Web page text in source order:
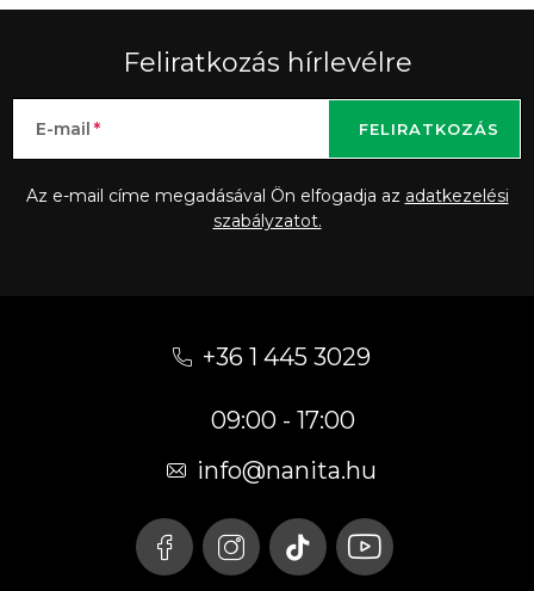
Feliratkozás hírlevélre
E-mail
Az e-mail címe megadásával Ön elfogadja az adatkezelési
szabályzatot.
FELIRATKOZÁS
+36 1 445 3029
09:00 - 17:00
info@nanita.hu